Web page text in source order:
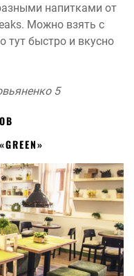
напитками от
Можно взять с
тут быстро и вкусно
5